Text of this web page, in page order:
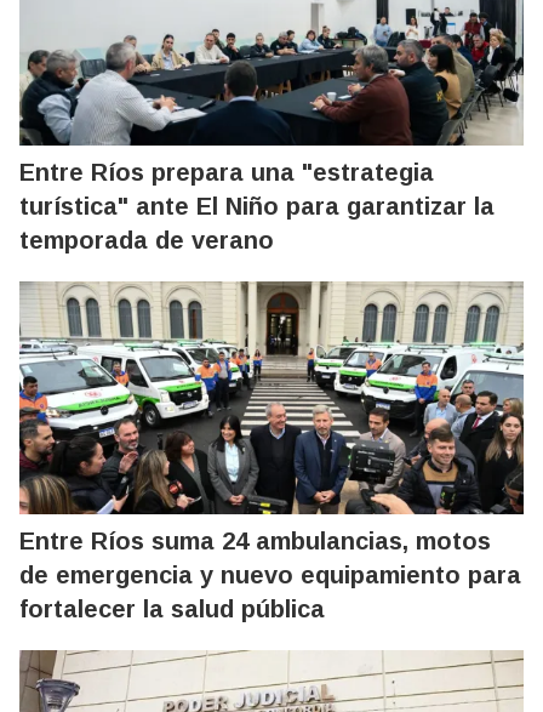
Entre Ríos prepara una "estrategia
turística" ante El Niño para garantizar la
temporada de verano
Entre Ríos suma 24 ambulancias, motos
de emergencia y nuevo equipamiento para
fortalecer la salud pública